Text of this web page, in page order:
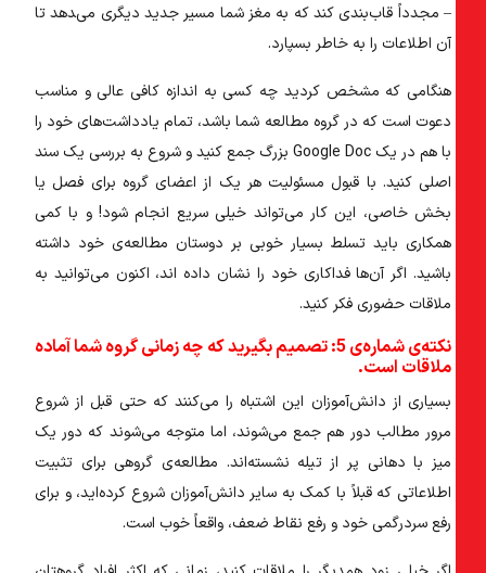
– مجدداً قاب‌بندی کند که به مغز شما مسیر جدید دیگری می‌‍دهد تا
آن اطلاعات را به خاطر بسپارد.
هنگامی که مشخص کردید چه کسی به اندازه کافی عالی و مناسب
دعوت است که در گروه مطالعه شما باشد، تمام یادداشت‌های خود را
با هم در یک Google Doc بزرگ جمع کنید و شروع به بررسی یک سند
اصلی کنید. با قبول مسئولیت هر یک از اعضای گروه برای فصل یا
بخش خاصی، این کار می‌تواند خیلی سریع انجام شود! و با کمی
همکاری باید تسلط بسیار خوبی بر دوستان مطالعه‌ی خود داشته
باشید. اگر آن‌ها فداکاری خود را نشان داده اند، اکنون می‌توانید به
ملاقات حضوری فکر کنید.
نکته‌ی شماره‌ی 5: تصمیم بگیرید که چه زمانی گروه شما آماده
ملاقات است.
بسیاری از دانش‌آموزان این اشتباه را می‌کنند که حتی قبل از شروع
مرور مطالب دور هم جمع می‌شوند، اما متوجه می‌شوند که دور یک
میز با دهانی پر از تیله نشسته‌اند. مطالعه‌ی گروهی برای تثبیت
اطلاعاتی که قبلاً با کمک به سایر دانش‌آموزان شروع کرده‌اید، و برای
رفع سردرگمی خود و رفع نقاط ضعف، واقعاً خوب است.